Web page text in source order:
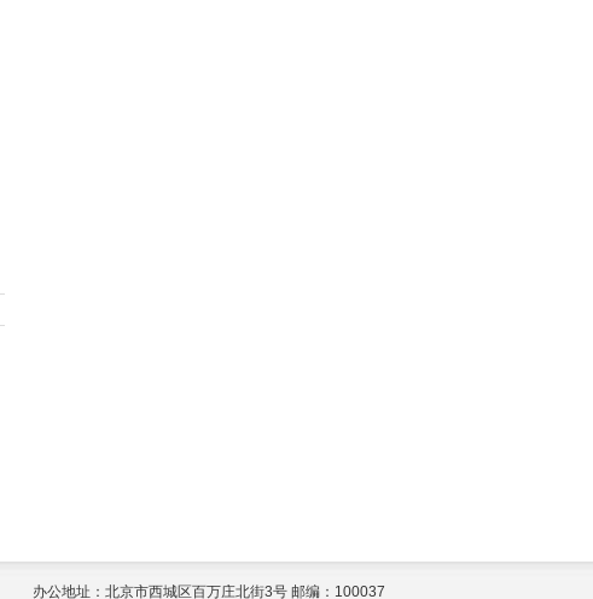
办公地址：北京市西城区百万庄北街3号 邮编：100037